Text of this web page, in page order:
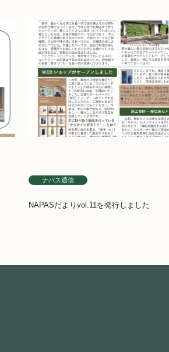
ナパス通信
NAPASだよりvol.11を発行しました